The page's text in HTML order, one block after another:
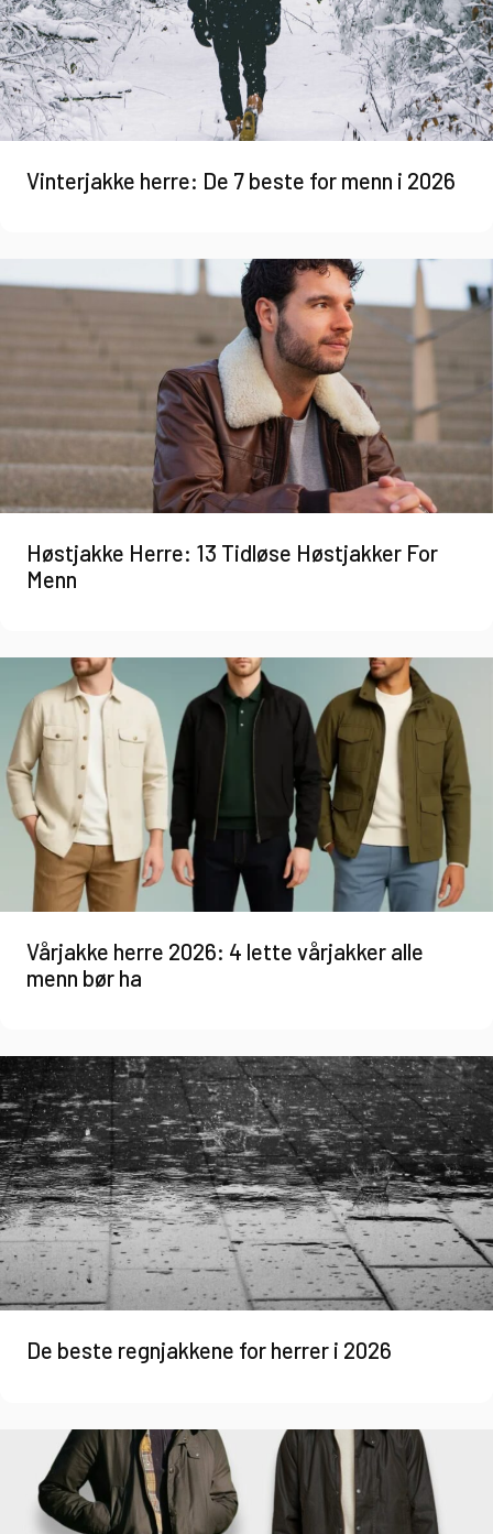
Vinterjakke herre: De 7 beste for menn i 2026
Høstjakke Herre: 13 Tidløse Høstjakker For
Menn
Vårjakke herre 2026: 4 lette vårjakker alle
menn bør ha
De beste regnjakkene for herrer i 2026